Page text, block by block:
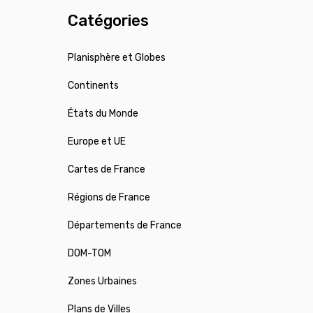
Catégories
Planisphère et Globes
Continents
États du Monde
Europe et UE
Cartes de France
Régions de France
Départements de France
DOM-TOM
Zones Urbaines
Plans de Villes